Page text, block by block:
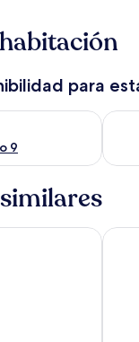
para
9
para hoy ago 8 -
Cove